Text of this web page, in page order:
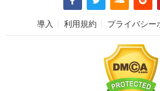
導入 利用規約 プライバシー